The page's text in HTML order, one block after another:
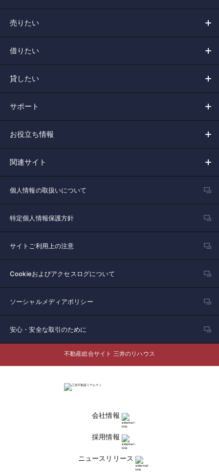
売りたい
借りたい
貸したい
サポート
お役立ち情報
関連サイト
個人情報の取扱いについて
特定個人情報保護方針
サイトご利用上の注意
Cookieおよびアクセスログについて
ソーシャルメディアポリシー
安心・安全な取引のために
不動産総合サイト 三井のリハウス
会社情報
採用情報
ニュースリリース